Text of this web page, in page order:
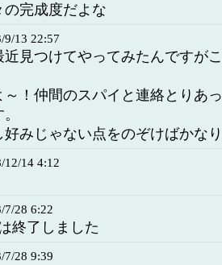
完成度だよな
9/13 22:57
見つけてやってみたんですが
！仲間のスパイと連絡とりあ
好みじゃない点をのぞけばかな
12/14 4:12
7/28 6:22
終了しました
7/28 9:39